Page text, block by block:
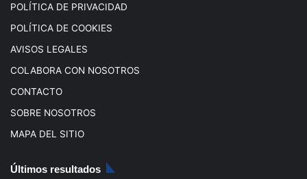
POLÍTICA DE PRIVACIDAD
POLÍTICA DE COOKIES
AVISOS LEGALES
COLABORA CON NOSOTROS
CONTACTO
SOBRE NOSOTROS
MAPA DEL SITIO
Últimos resultados